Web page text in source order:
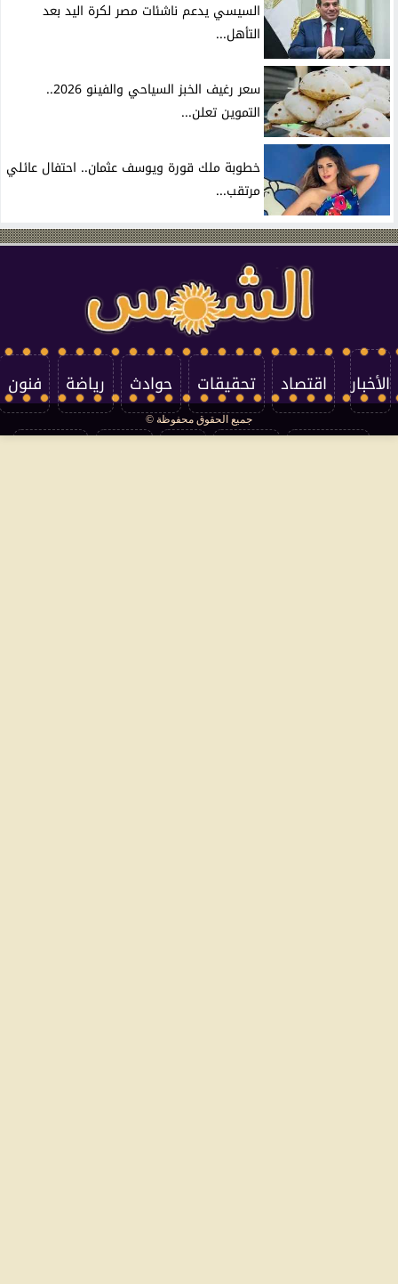
السيسي يدعم ناشئات مصر لكرة اليد بعد
التأهل...
سعر رغيف الخبز السياحي والفينو 2026..
التموين تعلن...
خطوبة ملك قورة ويوسف عثمان.. احتفال عائلي
مرتقب...
الأخبار اقتصاد تحقيقات حوادث رياضة فنون
جميع الحقوق محفوظة ©